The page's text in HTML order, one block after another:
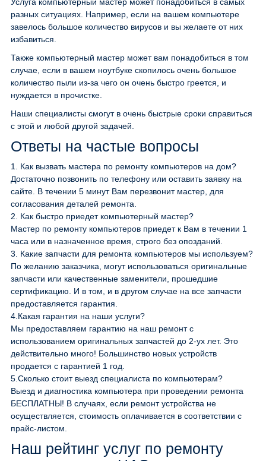
разных ситуациях. Например, если на вашем компьютере
завелось большое количество вирусов и вы желаете от них
избавиться.
Также компьютерный мастер может вам понадобиться в том
случае, если в вашем ноутбуке скопилось очень большое
количество пыли из-за чего он очень быстро греется, и
нуждается в прочистке.
Наши специалисты смогут в очень быстрые сроки справиться
с этой и любой другой задачей.
Ответы на частые вопросы
1.
Как вызвать мастера по ремонту компьютеров на дом?
Достаточно позвонить по телефону или оставить заявку на
сайте. В течении 5 минут Вам перезвонит мастер, для
согласования деталей ремонта.
2.
Как быстро приедет компьютерный мастер?
Мастер по ремонту компьютеров приедет к Вам в течении 1
часа или в назначенное время, строго без опозданий.
3.
Какие запчасти для ремонта компьютеров мы используем?
По желанию заказчика, могут использоваться оригинальные
запчасти или качественные заменители, прошедшие
сертификацию. И в том, и в другом случае на все запчасти
предоставляется гарантия.
4. Какая гарантия на наши услуги?
Мы предоставляем гарантию на наш ремонт с
использованием оригинальных запчастей до 2-ух лет. Это
действительно много! Большинство новых устройств
продается с гарантией 1 год.
5. Сколько стоит выезд специалиста по компьютерам?
Выезд и диагностика компьютера при проведении ремонта
БЕСПЛАТНЫ! В случаях, если ремонт устройства не
осуществляется, стоимость оплачивается в соответствии с
прайс-листом.
Наш рейтинг услуг по ремонту